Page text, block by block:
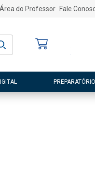
Área do Professor Fale
Entre